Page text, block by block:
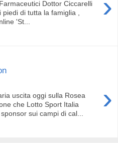
Dottor Ciccarelli
di tutta la famiglia ,
'St...
›
uscita oggi sulla Rosea
che Lotto Sport Italia
sui campi di cal...